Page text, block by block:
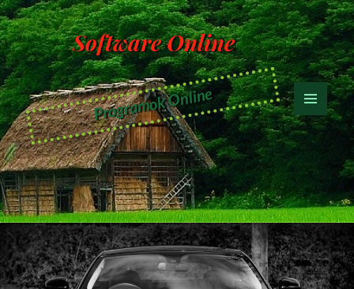
Software Online
Programok Online
MENÜ
ÉS
WIDGETEK